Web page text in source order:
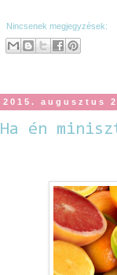
Nincsenek megjegyzések:
2015. augusztus
Ha én